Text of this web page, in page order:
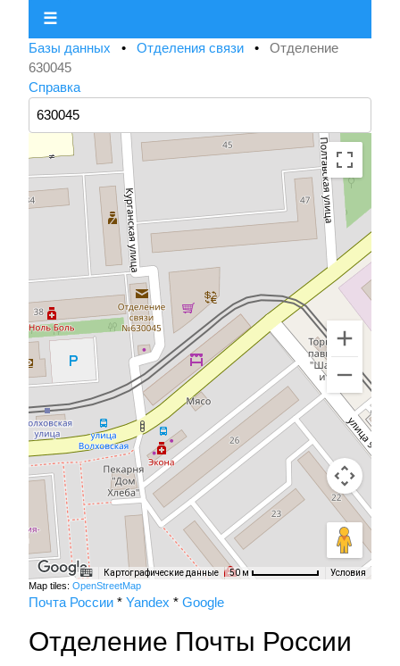
☰
Базы данных • Отделения связи • Отделение
630045
Справка
Картографические данные 50 м Условия
Map tiles: OpenStreetMap
Почта России * Yandex * Google
Отделение Почты России